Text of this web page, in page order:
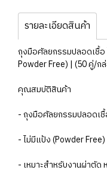
รายละเอียดสินค้า
ถุงมือศัลยกรรมปลอดเชื้อ
Powder Free) | (50 คู่/ก
คุณสมบัติสินค้า
- ถุงมือศัลยกรรมปลอดเ
- ไม่มีแป้ง (Powder
- เหมาะสำหรับงานผ่าตั